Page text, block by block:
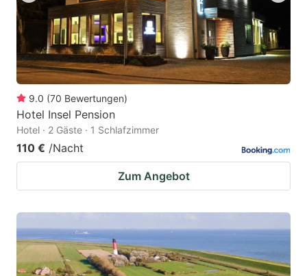
9.0 (70 Bewertungen)
Hotel Insel Pension
Hotel · 2 Gäste · 1 Schlafzimmer
110 € /Nacht
Zum Angebot